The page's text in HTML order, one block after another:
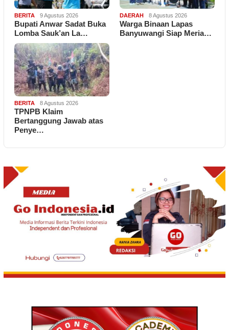
BERITA 9 Agustus 2026
Bupati Anwar Sadat Buka
Lomba Sauk’an La…
DAERAH 8 Agustus 2026
Warga Binaan Lapas
Banyuwangi Siap Meria…
BERITA 8 Agustus 2026
TPNPB Klaim
Bertanggung Jawab atas
Penye…